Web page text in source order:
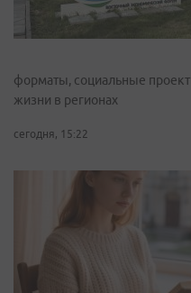
форматы, социальные
жизни в регионах
сегодня, 15:22